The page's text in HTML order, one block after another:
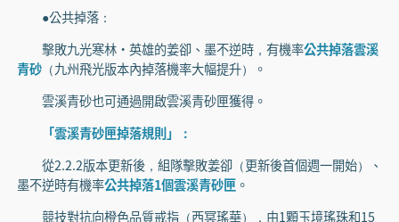
●公共掉落：
擊敗九光寒林·英雄的姜卻、墨不逆時，有機率公共掉落雲溪
青砂（九州飛光版本內掉落機率大幅提升）。
雲溪青砂也可通過開啟雲溪青砂匣獲得。
「雲溪青砂匣掉落規則」：
從2.2.2版本更新後，組隊擊敗姜卻（更新後首個週一開始）、
墨不逆時有機率公共掉落1個雲溪青砂匣。
競技對抗向橙色品質戒指（西冥瑤華），由1顆玉境瑤珠和15